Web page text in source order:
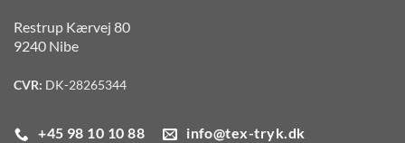
Restrup Kærvej 80
9240 Nibe
CVR: DK-28265344
+45 98 10 10 88 info@tex-tryk.dk